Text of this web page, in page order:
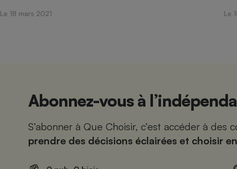
Le 18 mars 2021 Le
Abonnez-vous à
S’abonner à Que Choisir, c’est accéder à
prendre des décisions éclairées et choisir